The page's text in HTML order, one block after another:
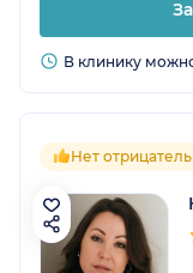
В клинику
Нет